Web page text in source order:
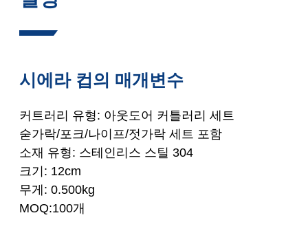
시에라 컵의 매개변수
커트러리 유형: 아웃도어 커틀러리 세트
숟가락/포크/나이프/젓가락 세트 포함
소재 유형: 스테인리스 스틸 304
크기: 12cm
무게: 0.500kg
MOQ:100개